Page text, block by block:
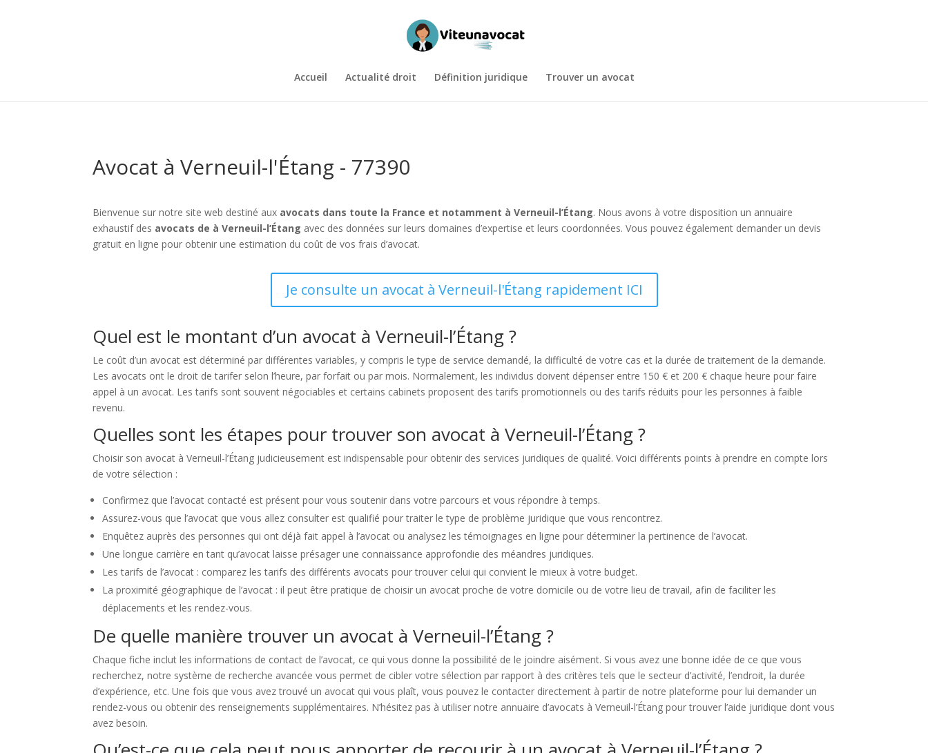
Accueil Actualité droit Définition juridique Trouver un avocat
Avocat à Verneuil-l'Étang - 77390
Bienvenue sur notre site web destiné aux avocats dans toute la France et notamment à Verneuil-l’Étang. Nous avons à votre disposition un annuaire
exhaustif des avocats de à Verneuil-l’Étang avec des données sur leurs domaines d’expertise et leurs coordonnées. Vous pouvez également demander un devis
gratuit en ligne pour obtenir une estimation du coût de vos frais d’avocat.
Je consulte un avocat à Verneuil-l'Étang rapidement ICI
Quel est le montant d’un avocat à Verneuil-l’Étang ?
Le coût d’un avocat est déterminé par différentes variables, y compris le type de service demandé, la difficulté de votre cas et la durée de traitement de la demande.
Les avocats ont le droit de tarifer selon l’heure, par forfait ou par mois. Normalement, les individus doivent dépenser entre 150 € et 200 € chaque heure pour faire
appel à un avocat. Les tarifs sont souvent négociables et certains cabinets proposent des tarifs promotionnels ou des tarifs réduits pour les personnes à faible
revenu.
Quelles sont les étapes pour trouver son avocat à Verneuil-l’Étang ?
Choisir son avocat à Verneuil-l’Étang judicieusement est indispensable pour obtenir des services juridiques de qualité. Voici différents points à prendre en compte lors
de votre sélection :
Confirmez que l’avocat contacté est présent pour vous soutenir dans votre parcours et vous répondre à temps.
Assurez-vous que l’avocat que vous allez consulter est qualifié pour traiter le type de problème juridique que vous rencontrez.
Enquêtez auprès des personnes qui ont déjà fait appel à l’avocat ou analysez les témoignages en ligne pour déterminer la pertinence de l’avocat.
Une longue carrière en tant qu’avocat laisse présager une connaissance approfondie des méandres juridiques.
Les tarifs de l’avocat : comparez les tarifs des différents avocats pour trouver celui qui convient le mieux à votre budget.
La proximité géographique de l’avocat : il peut être pratique de choisir un avocat proche de votre domicile ou de votre lieu de travail, afin de faciliter les
déplacements et les rendez-vous.
De quelle manière trouver un avocat à Verneuil-l’Étang ?
Chaque fiche inclut les informations de contact de l’avocat, ce qui vous donne la possibilité de le joindre aisément. Si vous avez une bonne idée de ce que vous
recherchez, notre système de recherche avancée vous permet de cibler votre sélection par rapport à des critères tels que le secteur d’activité, l’endroit, la durée
d’expérience, etc. Une fois que vous avez trouvé un avocat qui vous plaît, vous pouvez le contacter directement à partir de notre plateforme pour lui demander un
rendez-vous ou obtenir des renseignements supplémentaires. N’hésitez pas à utiliser notre annuaire d’avocats à Verneuil-l’Étang pour trouver l’aide juridique dont vous
avez besoin.